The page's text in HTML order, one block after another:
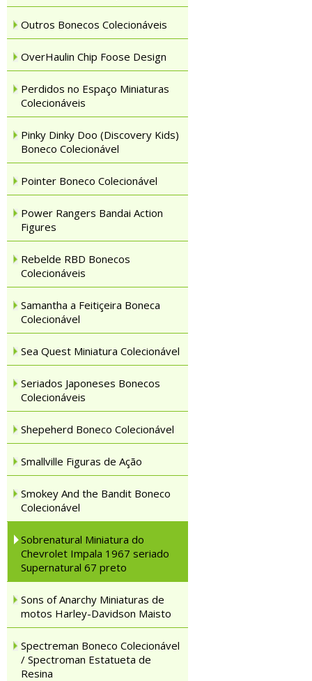
Outros Bonecos Colecionáveis
OverHaulin Chip Foose Design
Perdidos no Espaço Miniaturas
Colecionáveis
Pinky Dinky Doo (Discovery Kids)
Boneco Colecionável
Pointer Boneco Colecionável
Power Rangers Bandai Action
Figures
Rebelde RBD Bonecos
Colecionáveis
Samantha a Feitiçeira Boneca
Colecionável
Sea Quest Miniatura Colecionável
Seriados Japoneses Bonecos
Colecionáveis
Shepeherd Boneco Colecionável
Smallville Figuras de Ação
Smokey And the Bandit Boneco
Colecionável
Sobrenatural Miniatura do
Chevrolet Impala 1967 seriado
Supernatural 67 preto
Sons of Anarchy Miniaturas de
motos Harley-Davidson Maisto
Spectreman Boneco Colecionável
/ Spectroman Estatueta de
Resina